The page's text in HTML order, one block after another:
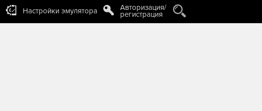
Настройки эмулятора Авторизация/
регистрация